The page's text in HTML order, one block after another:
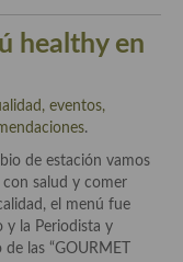
healthy en
eventos,
.
de estación vamos
salud y comer
el menú fue
y la Periodista y
las “GOURMET